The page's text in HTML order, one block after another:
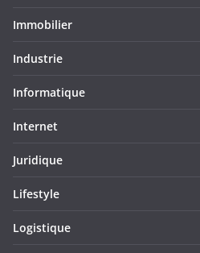
Immobilier
Industrie
Informatique
Internet
Juridique
Lifestyle
Logistique